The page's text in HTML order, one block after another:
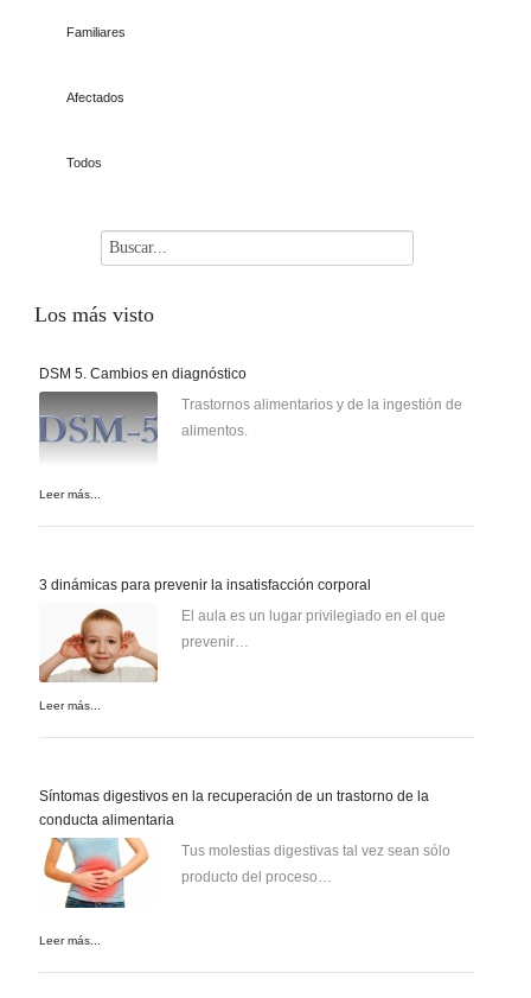
Familiares
Afectados
Todos
Los más visto
DSM 5. Cambios en diagnóstico
Trastornos alimentarios y de la ingestión de
alimentos.
Leer más...
3 dinámicas para prevenir la insatisfacción corporal
El aula es un lugar privilegiado en el que
prevenir…
Leer más...
Síntomas digestivos en la recuperación de un trastorno de la
conducta alimentaria
Tus molestias digestivas tal vez sean sólo
producto del proceso…
Leer más...